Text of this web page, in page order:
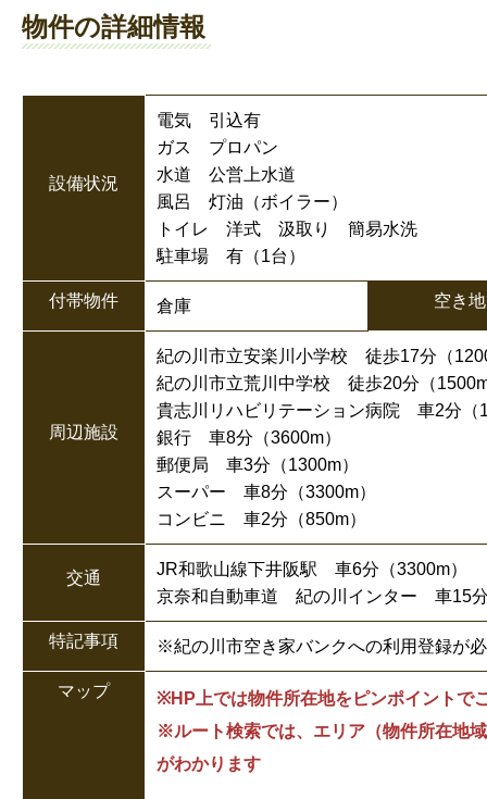
物件の詳細情報
設備状況
電気 引込有
ガス プロパン
水道 公営上水道
風呂 灯油（ボイラー）
トイレ 洋式 汲取り 簡易水洗
駐車場 有（1台）
付帯物件 倉庫 空き
周辺施設
紀の川市立安楽川小学校 徒歩17分（
紀の川市立荒川中学校 徒歩20分（
貴志川リハビリテーション病院 車2分（
銀行 車8分（3600m）
郵便局 車3分（1300m）
スーパー 車8分（3300m）
コンビニ 車2分（850m）
交通
JR和歌山線下井阪駅 車6分（3300m）
京奈和自動車道 紀の川インター 車15
特記事項 ※紀の川市空き家バンクへの利用登録が
マップ
※HP上では物件所在地をピンポイントで
※ルート検索では、エリア（物件所在地
がわかります